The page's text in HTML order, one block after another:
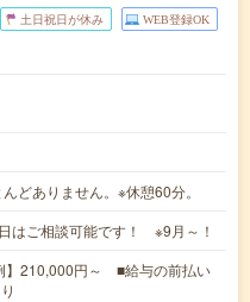
土日祝日が休み WEB登録OK
ありません。※休憩60分。
はご相談可能です！ ※9月～！
210,000円～ ■給与の前払い